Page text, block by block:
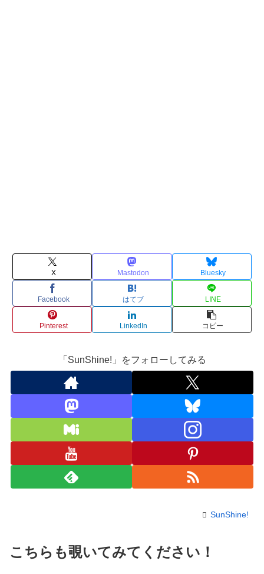
X Mastodon Bluesky
Facebook はてブ LINE
Pinterest LinkedIn コピー
「SunShine!」をフォローしてみる
SunShine!
こちらも覗いてみてください！